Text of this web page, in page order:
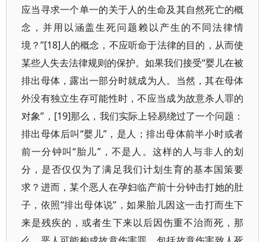
应当寻求一个单一的关于人的生命及其自然死亡的概
念，并用以涵盖生死问题赖以产生的不同法律情
境？”[18]人的概念，不应听命于法律的目的，从而使
某些人失去法律规则的保护。如果我们接受“婴儿在被
排出母体，露出一部分时就成为人。当然，其在母体
外没有独立生存可能性时，不应当成为故意杀人罪的
对象”，[19]那么，我们实际上轻易绕过了一个问题：
排出母体后叫“婴儿”，是人；排出母体前半小时或者
前一分钟叫“胎儿”，不是人。这样的人与非人的划
分，是否仅仅为了满足我们计划生育的基本国策要
求？进而，某个恶人在孕妇临产前十分钟击打她的肚
子，依照“排出母体说”，如果胎儿因这一击打而生下
来是残疾的，或者生下来以后因伤重不治而死，那